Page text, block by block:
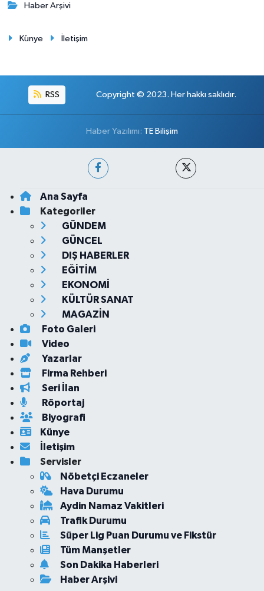
Haber Arşivi
Künye İletişim
RSS Copyright © 2023. Her hakkı saklıdır.
Haber Yazılımı: TE Bilişim
Ana Sayfa
Kategoriler
GÜNDEM
GÜNCEL
DIŞ HABERLER
EĞİTİM
EKONOMİ
KÜLTÜR SANAT
MAGAZİN
Foto Galeri
Video
Yazarlar
Firma Rehberi
Seri İlan
Röportaj
Biyografi
Künye
İletişim
Servisler
Nöbetçi Eczaneler
Hava Durumu
Aydin Namaz Vakitleri
Trafik Durumu
Süper Lig Puan Durumu ve Fikstür
Tüm Manşetler
Son Dakika Haberleri
Haber Arşivi